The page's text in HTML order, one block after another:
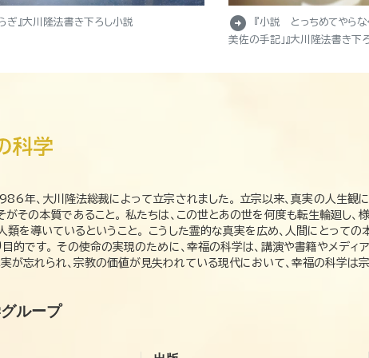
ぎ』大川隆法書き下ろし小説 arrow_circle_right
『小説 とっちめてやらな
美佐の手記」』大川隆法書き下
年、大川隆法総裁によって立宗されました。 立宗以来、真実の人生観
がその本質であること。 私たちは、この世とあの世を何度も転生輪廻し
類を導いているということ。 こうした霊的な真実を広め、人間にとって
的です。 その使命の実現のために、幸福の科学は、講演や書籍やメデ
実が忘れられ、宗教の価値が見失われている現代において、幸福の科学は
ループ